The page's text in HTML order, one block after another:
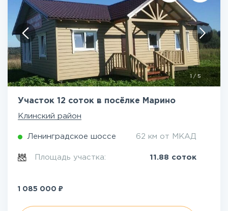
/5
Участок 12 соток в посёлке Марино
Клинский район
Ленинградское шоссе 62 км от МКАД
Площадь участка: 11.88 соток
1 085 000 ₽